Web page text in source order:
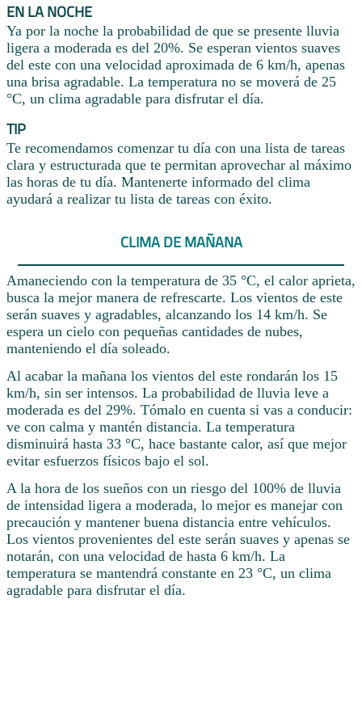
EN LA NOCHE
Ya por la noche la probabilidad de que se presente lluvia
ligera a moderada es del 20%. Se esperan vientos suaves
del este con una velocidad aproximada de 6 km/h, apenas
una brisa agradable. La temperatura no se moverá de 25
°C, un clima agradable para disfrutar el día.
TIP
Te recomendamos comenzar tu día con una lista de tareas
clara y estructurada que te permitan aprovechar al máximo
las horas de tu día. Mantenerte informado del clima
ayudará a realizar tu lista de tareas con éxito.
CLIMA DE MAÑANA
Amaneciendo con la temperatura de 35 °C, el calor aprieta,
busca la mejor manera de refrescarte. Los vientos de este
serán suaves y agradables, alcanzando los 14 km/h. Se
espera un cielo con pequeñas cantidades de nubes,
manteniendo el día soleado.
Al acabar la mañana los vientos del este rondarán los 15
km/h, sin ser intensos. La probabilidad de lluvia leve a
moderada es del 29%. Tómalo en cuenta si vas a conducir:
ve con calma y mantén distancia. La temperatura
disminuirá hasta 33 °C, hace bastante calor, así que mejor
evitar esfuerzos físicos bajo el sol.
A la hora de los sueños con un riesgo del 100% de lluvia
de intensidad ligera a moderada, lo mejor es manejar con
precaución y mantener buena distancia entre vehículos.
Los vientos provenientes del este serán suaves y apenas se
notarán, con una velocidad de hasta 6 km/h. La
temperatura se mantendrá constante en 23 °C, un clima
agradable para disfrutar el día.